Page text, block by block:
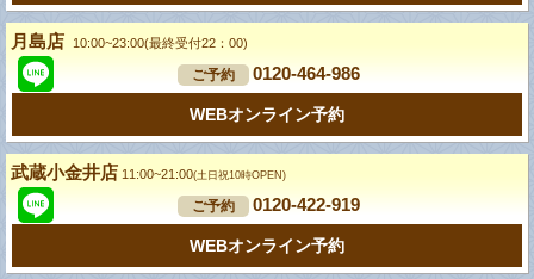
月島店 10:00~23:00(最終受付22：00)
ご予約 0120-464-986
WEBオンライン予約
武蔵小金井店 11:00~21:00(土日祝10時OPEN)
ご予約 0120-422-919
WEBオンライン予約